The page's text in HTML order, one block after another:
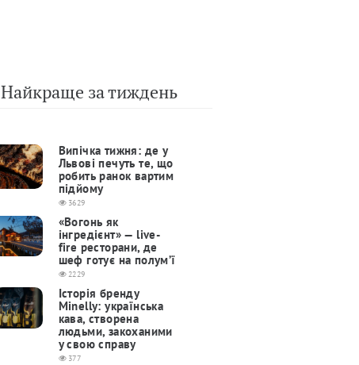
Найкраще за тиждень
Випічка тижня: де у
Львові печуть те, що
робить ранок вартим
підйому
3629
«Вогонь як
інгредієнт» — live-
fire ресторани, де
шеф готує на полум’ї
2229
Історія бренду
Minelly: українська
кава, створена
людьми, закоханими
у свою справу
377